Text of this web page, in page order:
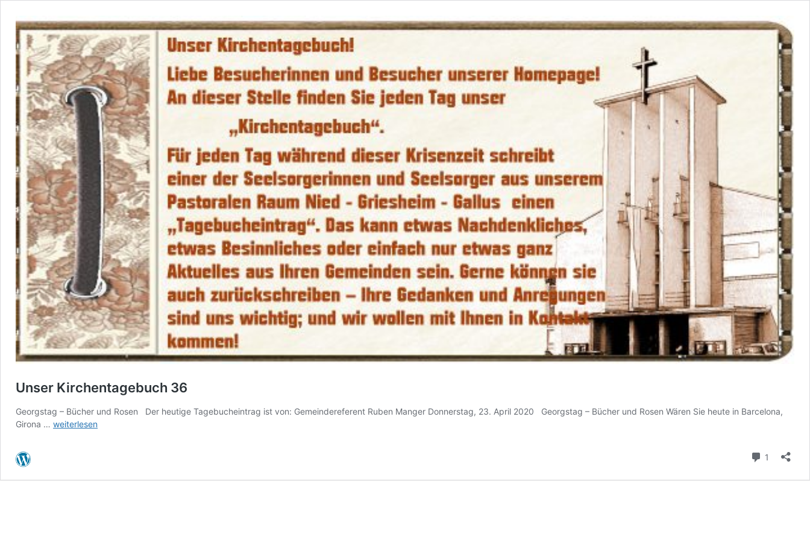
Unser Kirchentagebuch 36
Georgstag – Bücher und Rosen Der heutige Tagebucheintrag ist von: Gemeindereferent Ruben Manger Donnerstag, 23. April 2020 Georgstag – Bücher und Rosen Wären Sie heute in Barcelona,
Girona … Unser
weiterlesen
1